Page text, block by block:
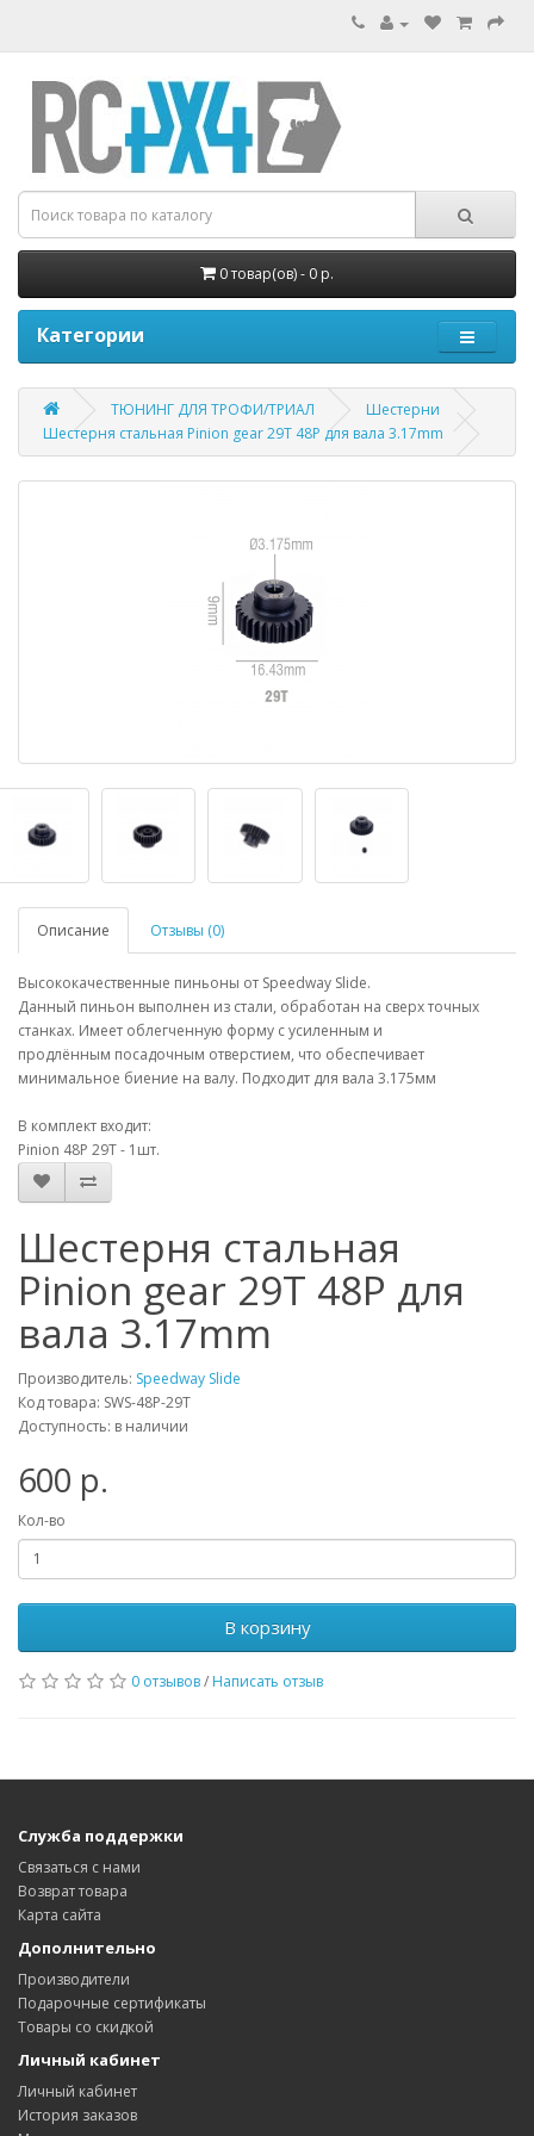
0 товар(ов) - 0 р.
Категории
ТЮНИНГ ДЛЯ ТРОФИ/ТРИАЛ
Шестерни
Шестерня стальная Pinion gear 29T 48P для вала 3.17mm
Описание Отзывы (0)
Высококачественные пиньоны от Speedway Slide.
Данный пиньон выполнен из стали, обработан на сверх точных
станках. Имеет облегченную форму с усиленным и
продлённым посадочным отверстием, что обеспечивает
минимальное биение на валу. Подходит для вала 3.175мм
В комплект входит:
Pinion 48P 29T - 1шт.
Шестерня стальная
Pinion gear 29T 48P для
вала 3.17mm
Производитель: Speedway Slide
Код товара: SWS-48P-29T
Доступность: в наличии
600 р.
Кол-во
В корзину
0 отзывов/ Написать отзыв
Служба поддержки
Связаться с нами
Возврат товара
Карта сайта
Дополнительно
Производители
Подарочные сертификаты
Товары со скидкой
Личный кабинет
Личный кабинет
История заказов